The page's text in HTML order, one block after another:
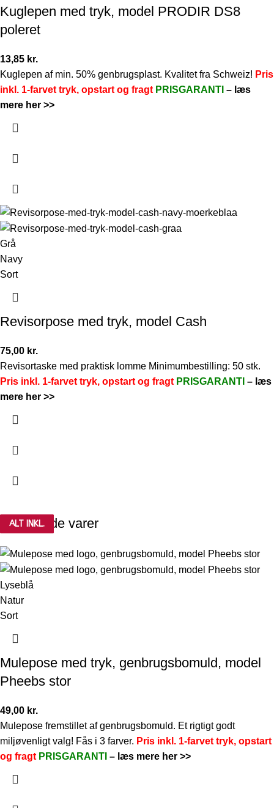
Kuglepen med tryk, model PRODIR DS8
poleret
13,85 kr.
Kuglepen af min. 50% genbrugsplast. Kvalitet fra Schweiz! Pris
inkl. 1-farvet tryk, opstart og fragt PRISGARANTI – læs
mere her >>
Grå
Navy
Sort
Revisorpose med tryk, model Cash
75,00 kr.
Revisortaske med praktisk lomme Minimumbestilling: 50 stk.
Pris inkl. 1-farvet tryk, opstart og fragt PRISGARANTI – læs
mere her >>
Relaterede varer
Lyseblå
Natur
Sort
Mulepose med tryk, genbrugsbomuld, model
Pheebs stor
49,00 kr.
Mulepose fremstillet af genbrugsbomuld. Et rigtigt godt
miljøvenligt valg! Fås i 3 farver. Pris inkl. 1-farvet tryk, opstart
og fragt PRISGARANTI – læs mere her >>
ALT INKL.
ALT INKL.
ALT INKL.
ALT INKL.
ALT INKL.
ALT INKL.